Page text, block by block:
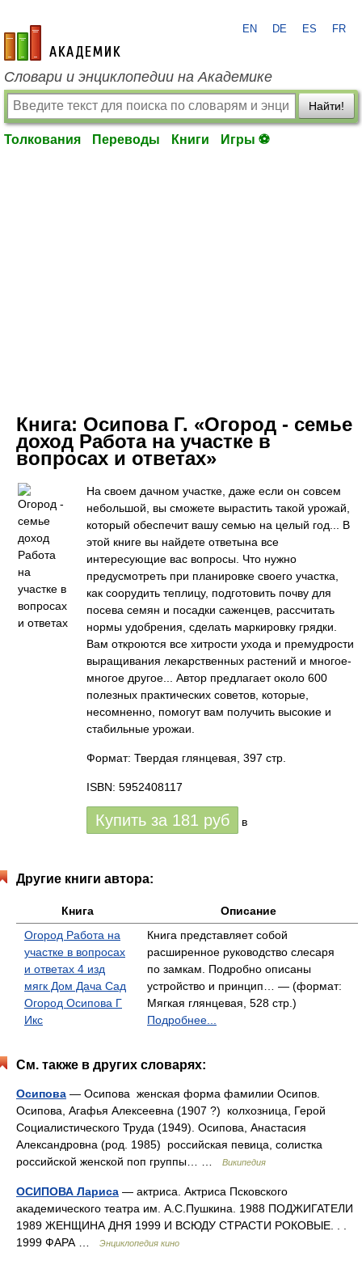
academic.ru
EN DE ES FR
Словари и энциклопедии на Академике
Найти!
Толкования Переводы Книги Игры ⚽
Книга: Осипова Г. «Огород - семье
доход Работа на участке в
вопросах и ответах»
На своем дачном участке, даже если он совсем
небольшой, вы сможете вырастить такой урожай,
который обеспечит вашу семью на целый год... В
этой книге вы найдете ответына все
интересующие вас вопросы. Что нужно
предусмотреть при планировке своего участка,
как соорудить теплицу, подготовить почву для
посева семян и посадки саженцев, рассчитать
нормы удобрения, сделать маркировку грядки.
Вам откроются все хитрости ухода и премудрости
выращивания лекарственных растений и многое-
многое другое... Автор предлагает около 600
полезных практических советов, которые,
несомненно, помогут вам получить высокие и
стабильные урожаи.
Формат: Твердая глянцевая, 397 стр.
ISBN: 5952408117
Купить за 181 руб в
Другие книги автора:
Книга
Описание
Огород Работа на
участке в вопросах
и ответах 4 изд
мягк Дом Дача Сад
Огород Осипова Г
Икс
Книга представляет собой
расширенное руководство слесаря
по замкам. Подробно описаны
устройство и принцип… — (формат:
Мягкая глянцевая, 528 стр.)
Подробнее...
См. также в других словарях:
Осипова — Осипова женская форма фамилии Осипов.
Осипова, Агафья Алексеевна (1907 ?) колхозница, Герой
Социалистического Труда (1949). Осипова, Анастасия
Александровна (род. 1985) российская певица, солистка
российской женской поп группы… …
Википедия
ОСИПОВА Лариса — актриса. Актриса Псковского
академического театра им. А.С.Пушкина. 1988 ПОДЖИГАТЕЛИ
1989 ЖЕНЩИНА ДНЯ 1999 И ВСЮДУ СТРАСТИ РОКОВЫЕ. . .
1999 ФАРА …
Энциклопедия кино